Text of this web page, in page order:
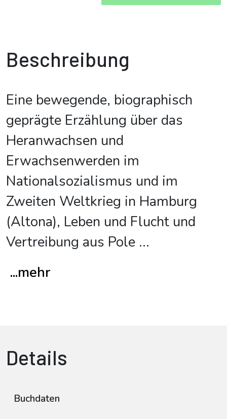
Beschreibung
Eine bewegende, biographisch
geprägte Erzählung über das
Heranwachsen und
Erwachsenwerden im
Nationalsozialismus und im
Zweiten Weltkrieg in Hamburg
(Altona), Leben und Flucht und
Vertreibung aus Pole ...
...mehr
Details
Buchdaten